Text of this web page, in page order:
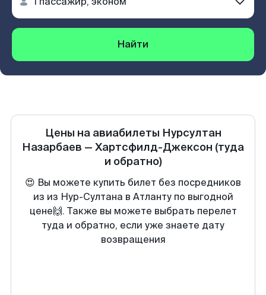
Найти
Цены на авиабилеты Нурсултан
Назарбаев — Хартсфилд-Джексон (туда
и обратно)
😍 Вы можете купить билет без посредников
из из Нур-Султана в Атланту по выгодной
цене🙌. Также вы можете выбрать перелет
туда и обратно, если уже знаете дату
возвращения